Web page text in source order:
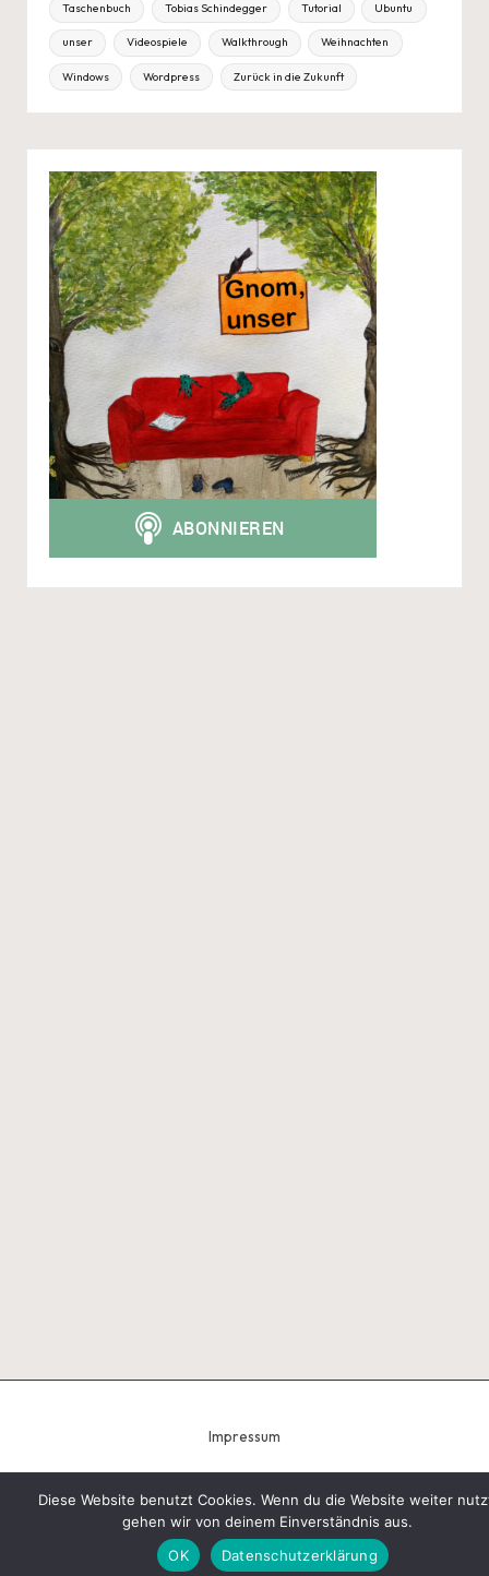
Taschenbuch Tobias Schindegger Tutorial Ubuntu
unser Videospiele Walkthrough Weihnachten
Windows Wordpress Zurück in die Zukunft
Impressum
Copyright 2026 — Tobias Schindegger - Gugeli. All rights
reserved. Bloglo WordPress Theme
Diese Website benutzt Cookies. Wenn du die Website weiter
gehen wir von deinem Einverständnis aus.
OK
Datenschutzerklärung